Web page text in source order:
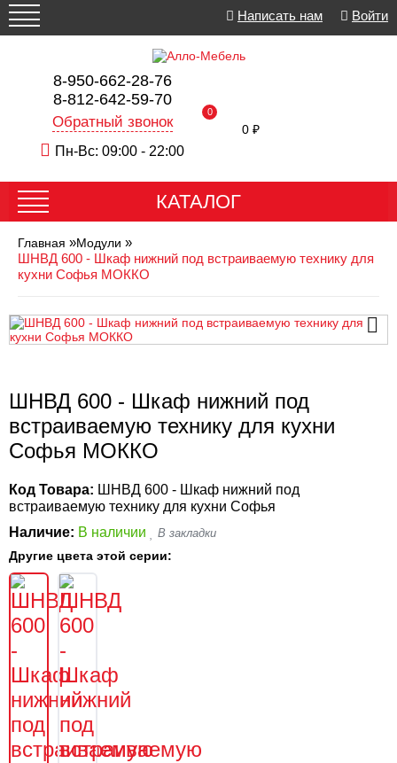
Написать нам Войти
8-950-662-28-76
8-812-642-59-70
Обратный звонок
Пн-Вс: 09:00 - 22:00
0
0 ₽
КАТАЛОГ
Главная »Модули »
ШНВД 600 - Шкаф нижний под встраиваемую технику для
кухни Софья МОККО
ШНВД 600 - Шкаф нижний под
встраиваемую технику для кухни
Софья МОККО
Код Товара: ШНВД 600 - Шкаф нижний под
встраиваемую технику для кухни Софья
Наличие: В наличии
Другие цвета этой серии: